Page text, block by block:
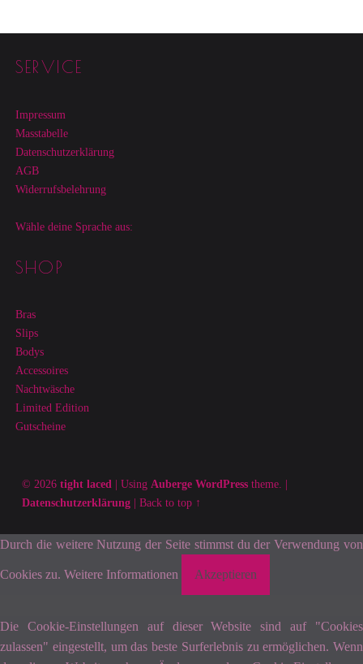
Footer sidebar
SERVICE
Impressum
Masstabelle
Datenschutzerklärung
AGB
Widerrufsbelehrung
Wähle deine Sprache aus:
SHOP
Bras
Slips
Bodys
Accessoires
Nachtwäsche
Limited Edition
Gutscheine
© 2026 tight laced | Using Auberge WordPresstheme. |
Datenschutzerklärung | Back to top ↑
Durch die weitere Nutzung der Seite stimmst du der Verwendung von
Cookies zu. Weitere Informationen Akzeptieren
Die Cookie-Einstellungen auf dieser Website sind auf "Cookies
zulassen" eingestellt, um das beste Surferlebnis zu ermöglichen. Wenn